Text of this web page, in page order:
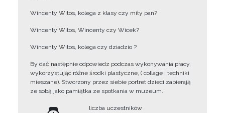
Wincenty Witos, kolega z klasy czy miły pan?
Wincenty Witos, Wincenty czy Wicek?
Wincenty Witos, kolega czy dziadzio ?
By dać następnie odpowiedz podczas wykonywania pracy,
wykorzystując różne środki plastyczne, ( collage i techniki
mieszane). Stworzony przez siebie portret dzieci zabierają
ze sobą jako pamiątka ze spotkania w muzeum.
liczba uczestników